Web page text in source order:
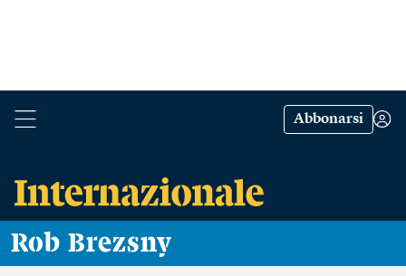
Abbonarsi
Rob Brezsny